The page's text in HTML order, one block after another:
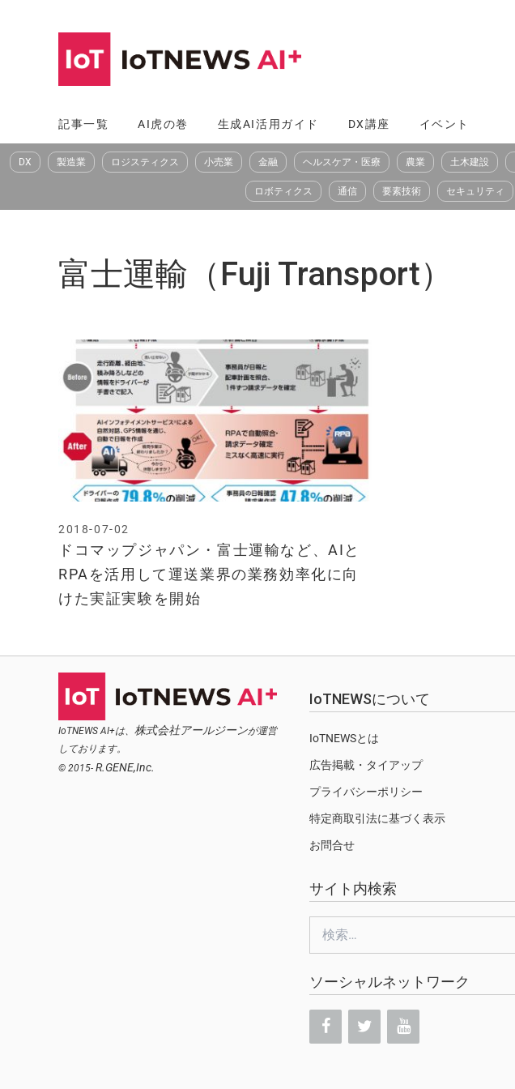
へ
ス
記事一覧 AI虎の巻 生成AI活用ガイド DX講座 イベント
DX 製造業 ロジスティクス 小売業 金融 ヘルスケア・医療 農業 土木建設
ロボティクス 通信 要素技術 セキュリティ
富士運輸（Fuji Transport）
ドコマップジャパン・富士運輸など、AIと
RPAを活用して運送業界の業務効率化に向
けた実証実験を開始
2018-07-02
IoTNEWS AI+は、 株式会社アールジーンが運営
しております。
© 2015- R.GENE,Inc.
IoTNEWSについて
IoTNEWSとは
広告掲載・タイアップ
プライバシーポリシー
特定商取引法に基づく表示
お問合せ
サイト内検索
ソーシャルネットワーク